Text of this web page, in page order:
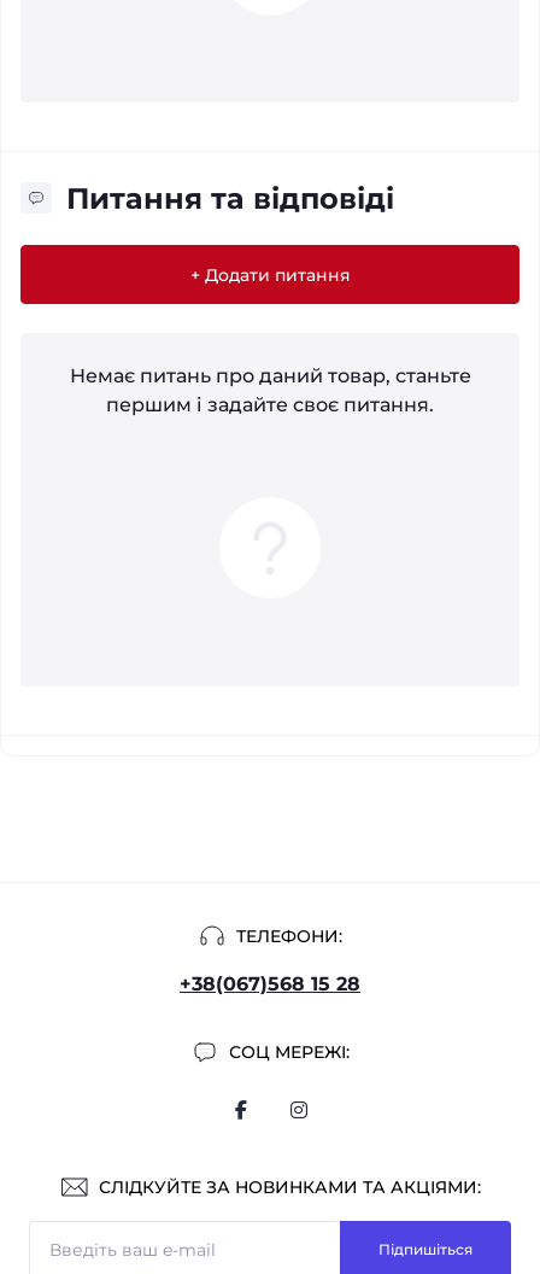
Питання та відповіді
+ Додати питання
Немає питань про даний товар, станьте
першим і задайте своє питання.
ТЕЛЕФОНИ:
+38(067)568 15 28
СОЦ МЕРЕЖІ:
СЛІДКУЙТЕ ЗА НОВИНКАМИ ТА АКЦІЯМИ:
Підпишіться